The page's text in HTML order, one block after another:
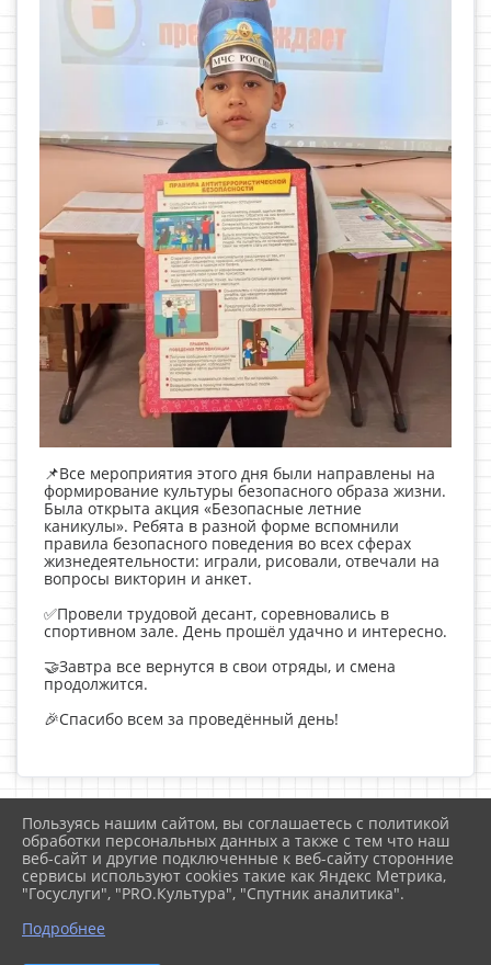
📌Все мероприятия этого дня были направлены на
формирование культуры безопасного образа жизни.
Была открыта акция «Безопасные летние
каникулы». Ребята в разной форме вспомнили
правила безопасного поведения во всех сферах
жизнедеятельности: играли, рисовали, отвечали на
вопросы викторин и анкет.
✅Провели трудовой десант, соревновались в
спортивном зале. День прошёл удачно и интересно.
🤝Завтра все вернутся в свои отряды, и смена
продолжится.
🎉Спасибо всем за проведённый день!
2026 г. chersh.ru
Вход
Карта сайта
Политика обработки персональных данных
Сделано на KubCMS
Пользуясь нашим сайтом, вы соглашаетесь с политикой
обработки персональных данных а также с тем что наш
веб-сайт и другие подключенные к веб-сайту сторонние
сервисы используют cookies такие как Яндекс Метрика,
"Госуслуги", "PRO.Культура", "Спутник аналитика".
Подробнее